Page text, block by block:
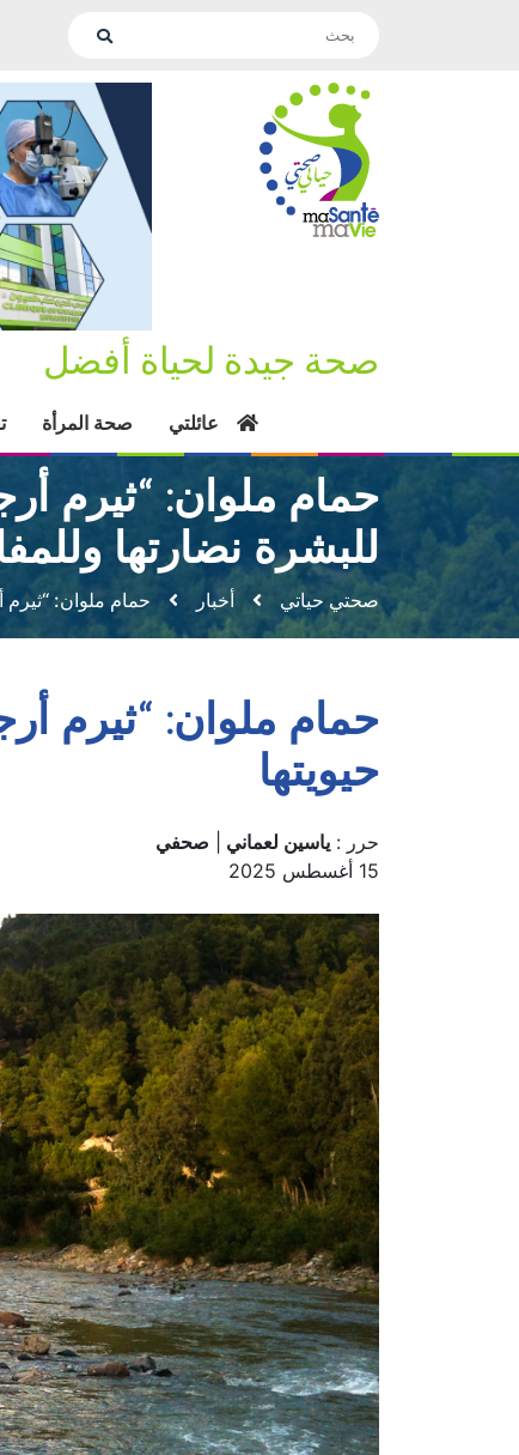
صحة جيدة لحياة أفضل
عائلتي صحة المرأة
حمام ملوان: “ثيرم
للبشرة نضارتها
صحتي حياتي أخبار حمام ملوان: “ثيرم
حمام ملوان: “ثيرم
حيويتها
حرر : ياسين لعماني
صحفي
15 أغسطس 2025